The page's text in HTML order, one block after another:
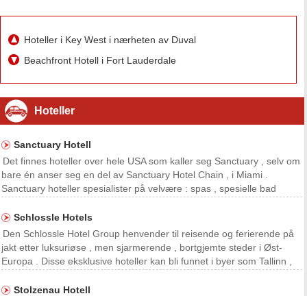
Hoteller i Key West i nærheten av Duval
Beachfront Hotell i Fort Lauderdale
Hoteller
Sanctuary Hotell
Det finnes hoteller over hele USA som kaller seg Sanctuary , selv om
bare én anser seg en del av Sanctuary Hotel Chain , i Miami .
Sanctuary hoteller spesialister på velvære : spas , spesielle bad
tråd teller . Sanctuary on Camelback enda
Schlossle Hotels
Den Schlossle Hotel Group henvender til reisende og ferierende på
jakt etter luksuriøse , men sjarmerende , bortgjemte steder i Øst-
Europa . Disse eksklusive hoteller kan bli funnet i byer som Tallinn ,
Schlossle hoteller ove
Stolzenau Hotell